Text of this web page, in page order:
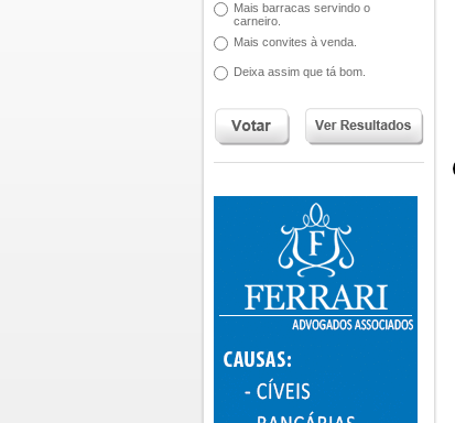
Mais barracas servindo o
carneiro.
Mais convites à venda.
Deixa assim que tá bom.